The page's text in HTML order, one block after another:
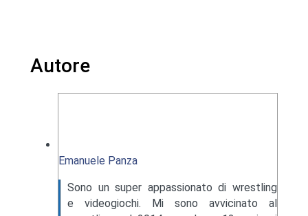
Autore
Emanuele Panza
Sono un super appassionato di wrestling
e videogiochi. Mi sono avvicinato al